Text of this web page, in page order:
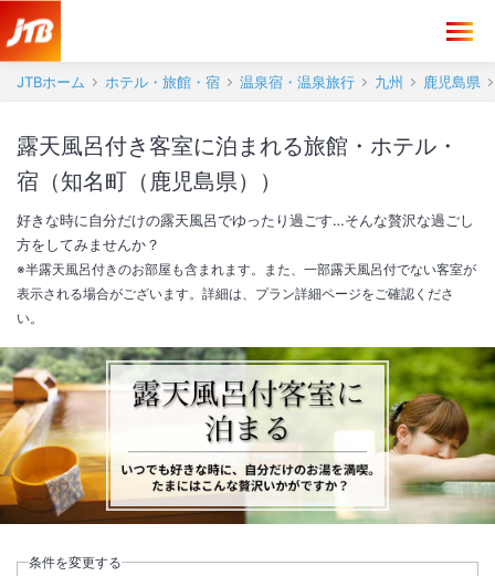
JTBホーム ホテル・旅館・宿 温泉宿・温泉旅行 九州 鹿児島県
露天風呂付き客室に泊まれる旅館・ホテル・
宿（知名町（鹿児島県））
好きな時に自分だけの露天風呂でゆったり過ごす…そんな贅沢な過ごし
方をしてみませんか？
※半露天風呂付きのお部屋も含まれます。また、一部露天風呂付でない客室が
表示される場合がございます。詳細は、プラン詳細ページをご確認くださ
い。
条件を変更する